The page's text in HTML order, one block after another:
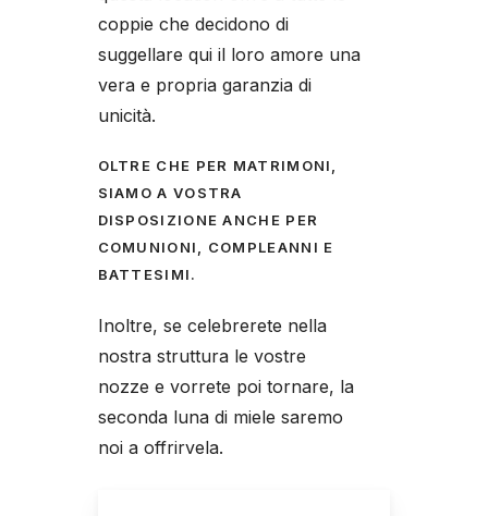
coppie che decidono di
suggellare qui il loro amore una
vera e propria garanzia di
unicità.
OLTRE CHE PER MATRIMONI,
SIAMO A VOSTRA
DISPOSIZIONE ANCHE PER
COMUNIONI, COMPLEANNI E
BATTESIMI.
Inoltre, se celebrerete nella
nostra struttura le vostre
nozze e vorrete poi tornare, la
seconda luna di miele saremo
noi a offrirvela.